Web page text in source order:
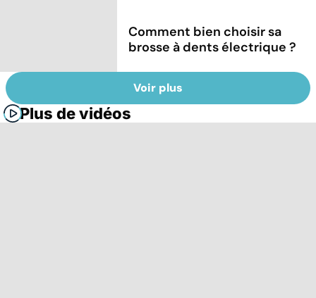
Comment bien choisir sa
brosse à dents électrique ?
Voir plus
Plus de vidéos